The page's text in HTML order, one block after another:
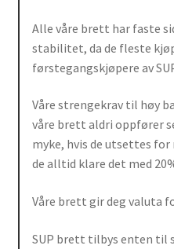
Alle våre brett har faste
stabilitet, da de fleste
førstegangskjøpere av
Våre strengekrav til høy
våre brett aldri oppfører
myke, hvis de utsettes
de alltid klare det med
Våre brett gir deg valuta
SUP brett tilbys enten